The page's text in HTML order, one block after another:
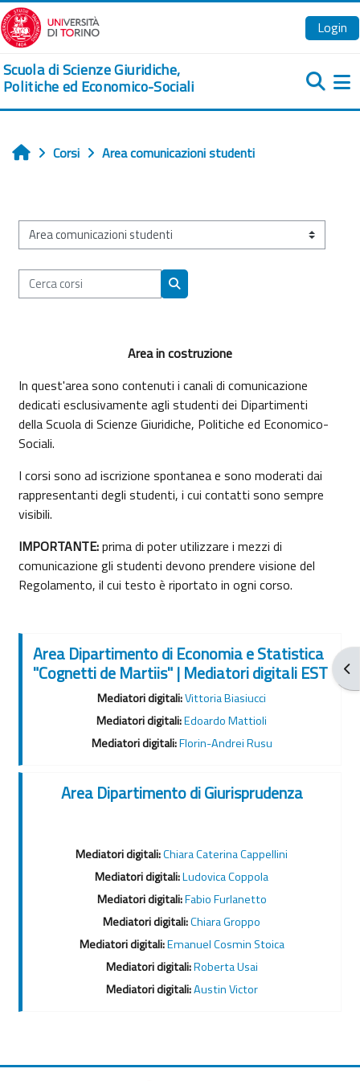
Vai al contenuto principale
Login
Scuola di Scienze Giuridiche,
Politiche ed Economico-Sociali
Home
Corsi Area comunicazioni studenti
Categorie di corso
Cerca corsi
Cerca corsi
Area in costruzione
In quest'area sono contenuti i canali di comunicazione
dedicati esclusivamente agli studenti dei Dipartimenti
della Scuola di Scienze Giuridiche, Politiche ed Economico-
Sociali.
I corsi sono ad iscrizione spontanea e sono moderati dai
rappresentanti degli studenti, i cui contatti sono sempre
visibili.
IMPORTANTE:prima di poter utilizzare i mezzi di
comunicazione gli studenti devono prendere visione del
Regolamento, il cui testo è riportato in ogni corso.
Area Dipartimento di Economia e Statistica
"Cognetti de Martiis" | Mediatori digitali EST
Mediatori digitali:Vittoria Biasiucci
Mediatori digitali:Edoardo Mattioli
Mediatori digitali:Florin-Andrei Rusu
Area Dipartimento di Giurisprudenza
Mediatori digitali:Chiara Caterina Cappellini
Mediatori digitali:Ludovica Coppola
Mediatori digitali:Fabio Furlanetto
Mediatori digitali:Chiara Groppo
Mediatori digitali:Emanuel Cosmin Stoica
Mediatori digitali:Roberta Usai
Mediatori digitali:Austin Victor